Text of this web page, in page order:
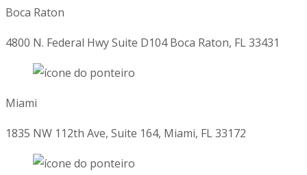
Boca Raton
4800 N. Federal Hwy Suite D104 Boca Raton, FL 33431
Miami
1835 NW 112th Ave, Suite 164, Miami, FL 33172